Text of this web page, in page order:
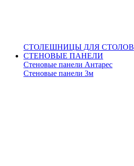
СТОЛЕШНИЦЫ ДЛЯ СТОЛОВ
СТЕНОВЫЕ ПАНЕЛИ
Стеновые панели Антарес
Стеновые панели 3м